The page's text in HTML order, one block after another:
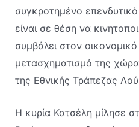
συγκροτημένο
είναι σε θέση να
συμβάλει στον
μετασχηματισμό της
της Εθνικής Τράπεζας
Η κυρία Κατσέλη μίλησε